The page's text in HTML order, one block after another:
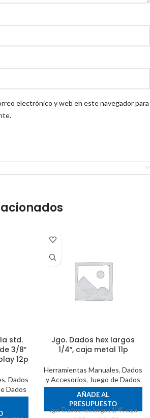
electrónico y web en este navegador para
std.
3/8″
12p
, Dados
Dados
Jgo. Dados hex largos
1/4″, caja metal 11p
Herramientas Manuales, Dados
y Accesorios, Juego de Dados
AÑADE AL
PRESUPUESTO
Jgo. Dados hex largos 1/4", caja